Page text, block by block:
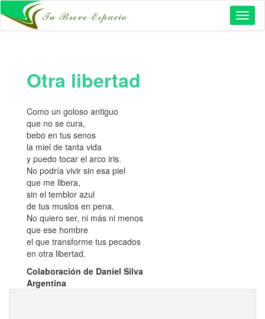
Otra libertad
Como un goloso antiguo
que no se cura,
bebo en tus senos
la miel de tanta vida
y puedo tocar el arco iris.
No podría vivir sin esa piel
que me libera,
sin el temblor azul
de tus muslos en pena.
No quiero ser, ni más ni menos
que ese hombre
el que transforme tus pecados
en otra libertad.
Colaboración de Daniel Silva
Argentina